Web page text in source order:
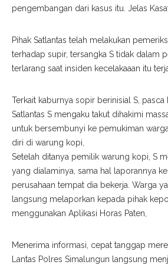
pengembangan dari kasus itu. Jelas
Pihak Satlantas telah melakukan
terhadap supir, tersangka S tidak dalam
terlarang saat insiden kecelakaaan itu
Terkait kaburnya sopir berinisial S, pasca
Satlantas S mengaku takut dihakimi
untuk bersembunyi ke pemukiman
diri di warung kopi,
Setelah ditanya pemilik warung kopi, S
yang dialaminya, sama hal laporannya
perusahaan tempat dia bekerja. Warga
langsung melaporkan kepada pihak
menggunakan Aplikasi Horas Paten,
Menerima informasi, cepat tanggap
Lantas Polres Simalungun langsung